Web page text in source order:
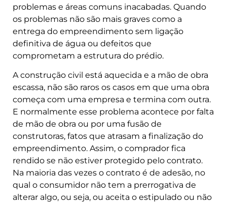
problemas e áreas comuns inacabadas. Quando
os problemas não são mais graves como a
entrega do empreendimento sem ligação
definitiva de água ou defeitos que
comprometam a estrutura do prédio.
A construção civil está aquecida e a mão de obra
escassa, não são raros os casos em que uma obra
começa com uma empresa e termina com outra.
E normalmente esse problema acontece por falta
de mão de obra ou por uma fusão de
construtoras, fatos que atrasam a finalização do
empreendimento. Assim, o comprador fica
rendido se não estiver protegido pelo contrato.
Na maioria das vezes o contrato é de adesão, no
qual o consumidor não tem a prerrogativa de
alterar algo, ou seja, ou aceita o estipulado ou não